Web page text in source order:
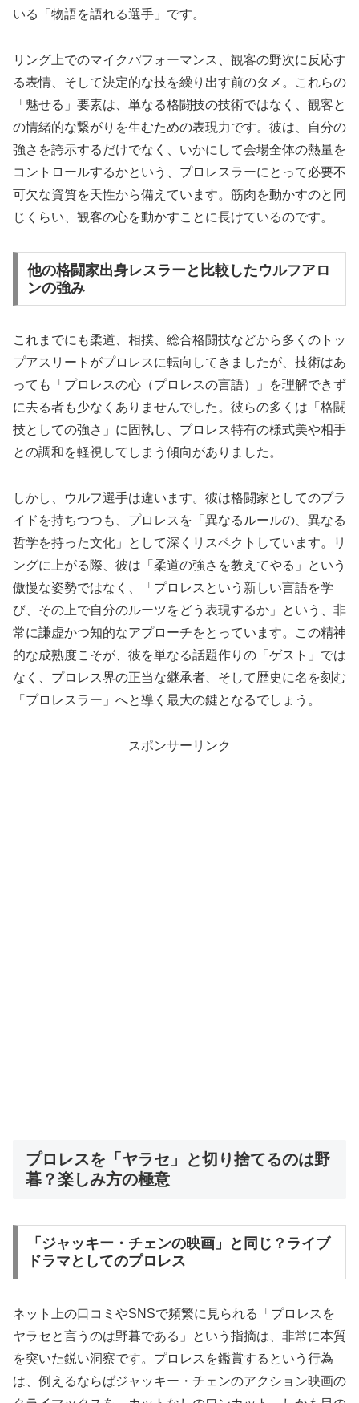
いる「物語を語れる選手」です。
リング上でのマイクパフォーマンス、観客の野次に反応す
る表情、そして決定的な技を繰り出す前のタメ。これらの
「魅せる」要素は、単なる格闘技の技術ではなく、観客と
の情緒的な繋がりを生むための表現力です。彼は、自分の
強さを誇示するだけでなく、いかにして会場全体の熱量を
コントロールするかという、プロレスラーにとって必要不
可欠な資質を天性から備えています。筋肉を動かすのと同
じくらい、観客の心を動かすことに長けているのです。
他の格闘家出身レスラーと比較したウルフアロ
ンの強み
これまでにも柔道、相撲、総合格闘技などから多くのトッ
プアスリートがプロレスに転向してきましたが、技術はあ
っても「プロレスの心（プロレスの言語）」を理解できず
に去る者も少なくありませんでした。彼らの多くは「格闘
技としての強さ」に固執し、プロレス特有の様式美や相手
との調和を軽視してしまう傾向がありました。
しかし、ウルフ選手は違います。彼は格闘家としてのプラ
イドを持ちつつも、プロレスを「異なるルールの、異なる
哲学を持った文化」として深くリスペクトしています。リ
ングに上がる際、彼は「柔道の強さを教えてやる」という
傲慢な姿勢ではなく、「プロレスという新しい言語を学
び、その上で自分のルーツをどう表現するか」という、非
常に謙虚かつ知的なアプローチをとっています。この精神
的な成熟度こそが、彼を単なる話題作りの「ゲスト」では
なく、プロレス界の正当な継承者、そして歴史に名を刻む
「プロレスラー」へと導く最大の鍵となるでしょう。
スポンサーリンク
プロレスを「ヤラセ」と切り捨てるのは野
暮？楽しみ方の極意
「ジャッキー・チェンの映画」と同じ？ライブ
ドラマとしてのプロレス
ネット上の口コミやSNSで頻繁に見られる「プロレスを
ヤラセと言うのは野暮である」という指摘は、非常に本質
を突いた鋭い洞察です。プロレスを鑑賞するという行為
は、例えるならばジャッキー・チェンのアクション映画の